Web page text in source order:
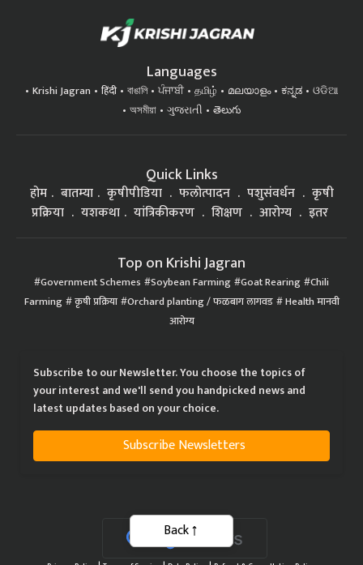
Languages
Krishi Jagran हिंदी বাঙালি ਪੰਜਾਬੀ தமிழ் മലയാളം ಕನ್ನಡ
ଓଡିଆ
অসমীয়া
ગુજરાતી తెలుగు
Quick Links
होम बातम्या कृषीपीडिया फलोत्पादन पशुसंवर्धन
कृषी
प्रक्रिया
यशकथा यांत्रिकीकरण शिक्षण आरोग्य इतर
Top on Krishi Jagran
Government Schemes Soybean Farming Goat Rearing Chili
Farming कृषी प्रक्रिया Orchard planting / फळबाग लागवड Health मानवी
आरोग्य
Subscribe to our Newsletter. You choose the topics of
your interest and we'll send you handpicked news and
latest updates based on your choice.
Subscribe Newsletters
Back